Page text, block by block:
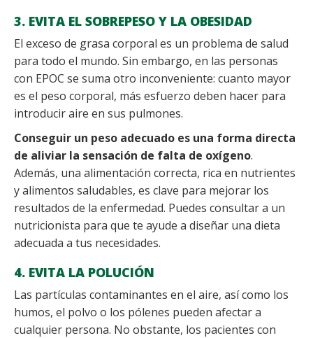
3. EVITA EL SOBREPESO Y LA OBESIDAD
El exceso de grasa corporal es un problema de salud
para todo el mundo. Sin embargo, en las personas
con EPOC se suma otro inconveniente: cuanto mayor
es el peso corporal, más esfuerzo deben hacer para
introducir aire en sus pulmones.
Conseguir un peso adecuado es una forma directa
de aliviar la sensación de falta de oxígeno.
Además, una alimentación correcta, rica en nutrientes
y alimentos saludables, es clave para mejorar los
resultados de la enfermedad. Puedes consultar a un
nutricionista para que te ayude a diseñar una dieta
adecuada a tus necesidades.
4. EVITA LA POLUCIÓN
Las partículas contaminantes en el aire, así como los
humos, el polvo o los pólenes pueden afectar a
cualquier persona. No obstante, los pacientes con